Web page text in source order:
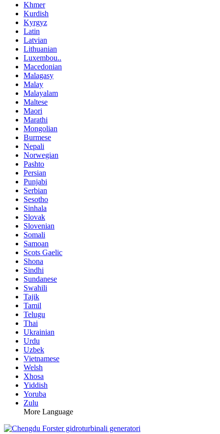
Khmer
Kurdish
Kyrgyz
Latin
Latvian
Lithuanian
Luxembou..
Macedonian
Malagasy
Malay
Malayalam
Maltese
Maori
Marathi
Mongolian
Burmese
Nepali
Norwegian
Pashto
Persian
Punjabi
Serbian
Sesotho
Sinhala
Slovak
Slovenian
Somali
Samoan
Scots Gaelic
Shona
Sindhi
Sundanese
Swahili
Tajik
Tamil
Telugu
Thai
Ukrainian
Urdu
Uzbek
Vietnamese
Welsh
Xhosa
Yiddish
Yoruba
Zulu
More Language